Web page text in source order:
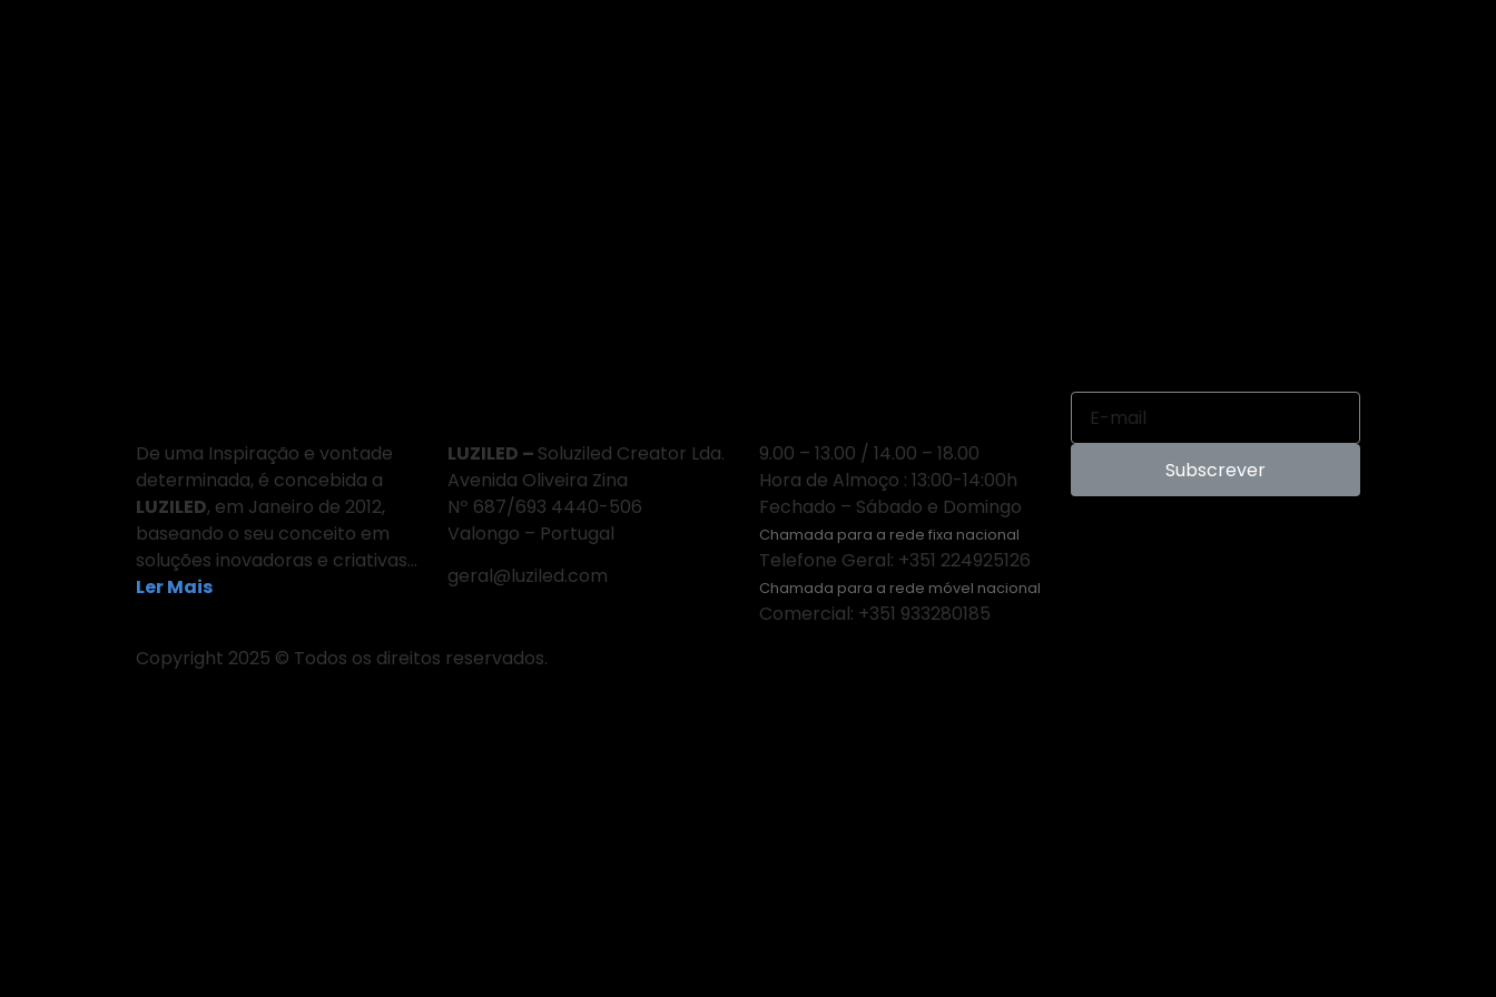
De uma Inspiração e vontade
determinada, é concebida a
LUZILED, em Janeiro de 2012,
baseando o seu conceito em
soluções inovadoras e criativas…
Ler Mais
LUZILED – Soluziled Creator Lda.
Avenida Oliveira Zina
Nº 687/693 4440-506
Valongo – Portugal
geral@luziled.com
9.00 – 13.00 / 14.00 – 18.00
Hora de Almoço : 13:00-14:00h
Fechado – Sábado e Domingo
Chamada para a rede fixa nacional
Telefone Geral: +351 224925126
Chamada para a rede móvel nacional
Comercial: +351 933280185
Subscrever
Copyright 2025 © Todos os direitos reservados.